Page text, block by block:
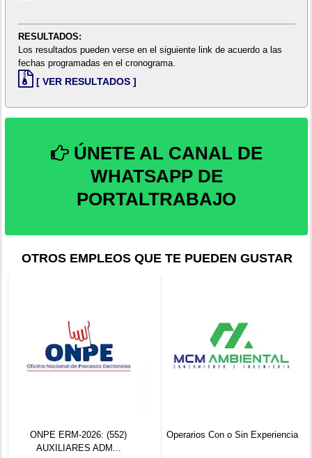
RESULTADOS:
Los resultados pueden verse en el siguiente link de acuerdo a las
fechas programadas en el cronograma.
[ VER RESULTADOS ]
ÚNETE AL CANAL DE
WHATSAPP DE
PORTALTRABAJO
OTROS EMPLEOS QUE TE PUEDEN GUSTAR
ONPE ERM-2026: (552)
AUXILIARES ADM...
Operarios Con o Sin Experiencia